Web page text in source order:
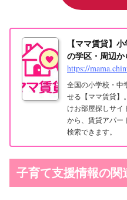
【ママ賃貸】
の学区・周辺
https://
全国の小学校・中
せる【ママ賃貸】
けお部屋探しサイ
から、賃貸アパー
検索できます。
子育て支援情報の関